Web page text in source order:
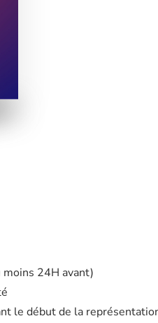
moins 24H avant)
le début de la